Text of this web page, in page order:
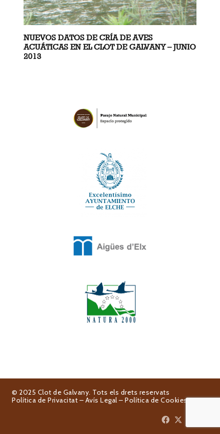
NUEVOS DATOS DE CRÍA DE AVES
ACUÁTICAS EN EL CLOT DE GALVANY – JUNIO
2013
© 2025 Clot de Galvany. Tots els drets reservats
Política de Privacitat – Avís Legal – Política de Cookies